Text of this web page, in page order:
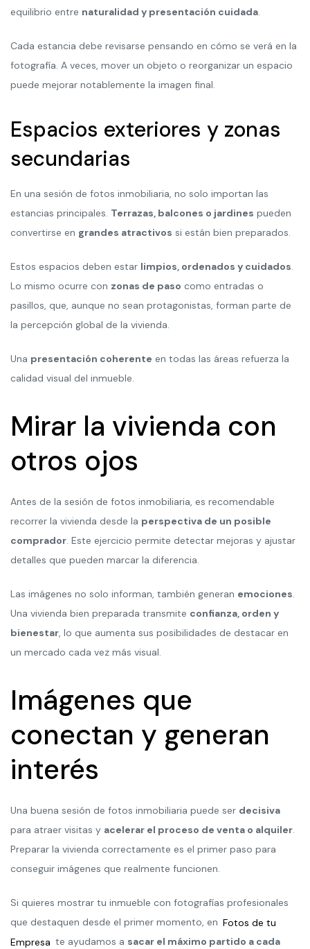
equilibrio entre naturalidad y presentación cuidada.
Cada estancia debe revisarse pensando en cómo se verá en la
fotografía. A veces, mover un objeto o reorganizar un espacio
puede mejorar notablemente la imagen final.
Espacios exteriores y zonas
secundarias
En una sesión de fotos inmobiliaria, no solo importan las
estancias principales. Terrazas, balcones o jardines pueden
convertirse en grandes atractivos si están bien preparados.
Estos espacios deben estar limpios, ordenados y cuidados.
Lo mismo ocurre con zonas de paso como entradas o
pasillos, que, aunque no sean protagonistas, forman parte de
la percepción global de la vivienda.
Una presentación coherente en todas las áreas refuerza la
calidad visual del inmueble.
Mirar la vivienda con
otros ojos
Antes de la sesión de fotos inmobiliaria, es recomendable
recorrer la vivienda desde la perspectiva de un posible
comprador. Este ejercicio permite detectar mejoras y ajustar
detalles que pueden marcar la diferencia.
Las imágenes no solo informan, también generan emociones.
Una vivienda bien preparada transmite confianza, orden y
bienestar, lo que aumenta sus posibilidades de destacar en
un mercado cada vez más visual.
Imágenes que
conectan y generan
interés
Una buena sesión de fotos inmobiliaria puede ser decisiva
para atraer visitas y acelerar el proceso de venta o alquiler.
Preparar la vivienda correctamente es el primer paso para
conseguir imágenes que realmente funcionen.
Si quieres mostrar tu inmueble con fotografías profesionales
que destaquen desde el primer momento, en Fotos de tu
Empresa te ayudamos a sacar el máximo partido a cada